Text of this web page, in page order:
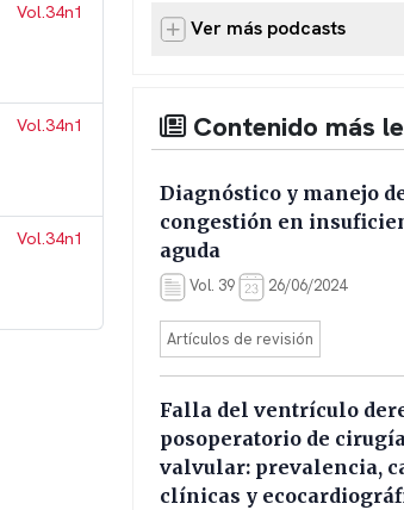
Vol.34n1
Vol.34n1
Vol.34n1
Ver más podcasts
Contenido más
Diagnóstico y manejo
congestión en
aguda
Vol. 39 26/06/2024
Artículos de revisión
Falla del ventrículo
posoperatorio de
valvular: prevalencia,
clínicas y